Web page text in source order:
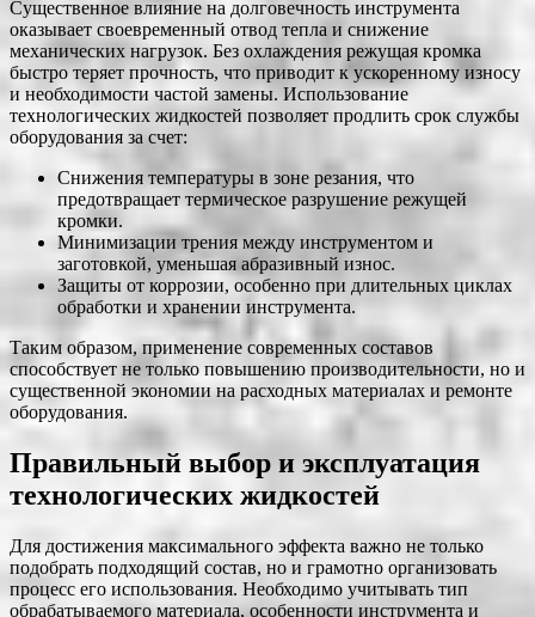
Существенное влияние на долговечность инструмента
оказывает своевременный отвод тепла и снижение
механических нагрузок. Без охлаждения режущая кромка
быстро теряет прочность, что приводит к ускоренному износу
и необходимости частой замены. Использование
технологических жидкостей позволяет продлить срок службы
оборудования за счет:
Снижения температуры в зоне резания, что
предотвращает термическое разрушение режущей
кромки.
Минимизации трения между инструментом и
заготовкой, уменьшая абразивный износ.
Защиты от коррозии, особенно при длительных циклах
обработки и хранении инструмента.
Таким образом, применение современных составов
способствует не только повышению производительности, но и
существенной экономии на расходных материалах и ремонте
оборудования.
Правильный выбор и эксплуатация
технологических жидкостей
Для достижения максимального эффекта важно не только
подобрать подходящий состав, но и грамотно организовать
процесс его использования. Необходимо учитывать тип
обрабатываемого материала, особенности инструмента и